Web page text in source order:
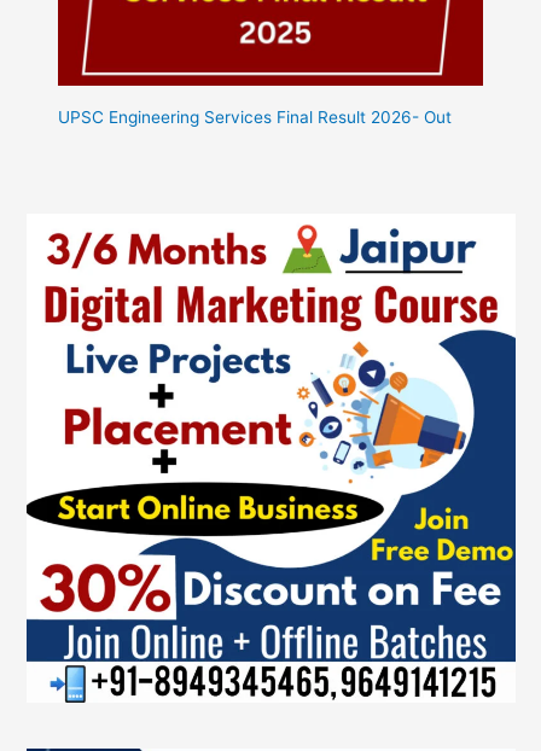
UPSC Engineering Services Final Result 2026- Out